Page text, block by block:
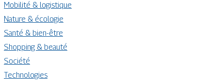
Mobilité & logistique
Nature & écologie
Santé & bien-être
Shopping & beauté
Société
Technologies